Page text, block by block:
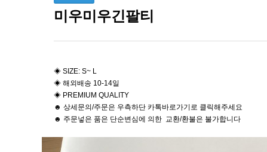
미우미우긴팔티
◈ SIZE: S~ L
◈ 해외배송 10-14일
◈ PREMIUM QUALITY
☻ 상세문의/주문은 우측하단 카톡바로가기로 클릭해주세요
☻ 주문넣은 품은 단순변심에 의한 교환/환불은 불가합니다